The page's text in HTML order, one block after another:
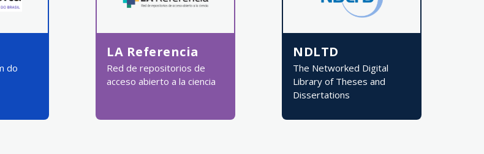
do
LA Referencia
Red de repositorios de
acceso abierto a la ciencia
NDLTD
The Networked Digital
Library of Theses and
Dissertations